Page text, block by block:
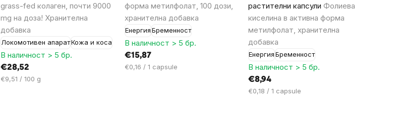
grass-fed колаген, почти 9000
mg на доза! Хранителна
добавка
Локомотивен апаратКожа и коса
В наличност > 5 бр.
€28,52
Цена
€9,51 / 100 g
форма метилфолат, 100 дози,
хранителна добавка
ЕнергияБременност
В наличност > 5 бр.
€15,87
Цена
€0,16 / 1 capsule
растителни капсули Фолиева
киселина в активна форма
метилфолат, хранителна
добавка
ЕнергияБременност
В наличност > 5 бр.
€8,94
Цена
€0,18 / 1 capsule